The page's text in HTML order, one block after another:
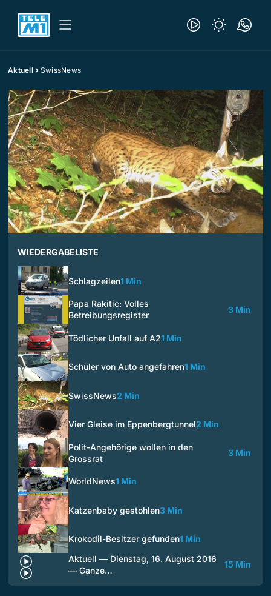
Aktuell SwissNews
WIEDERGABELISTE
Schlagzeilen1 Min
Papa Rakitic: Volles
Betreibungsregister
3 Min
Tödlicher Unfall auf A21 Min
Schüler von Auto angefahren1 Min
SwissNews2 Min
Vier Gleise im Eppenbergtunnel2 Min
Polit-Angehörige wollen in den
Grossrat
3 Min
WorldNews1 Min
Katzenbaby gestohlen3 Min
Krokodil-Besitzer gefunden1 Min
Aktuell — Dienstag, 16. August 2016
— Ganze…
15 Min